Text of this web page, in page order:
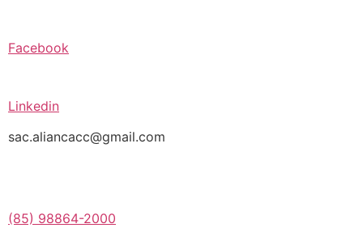
Facebook
Linkedin
sac.aliancacc@gmail.com
(85) 98864-2000